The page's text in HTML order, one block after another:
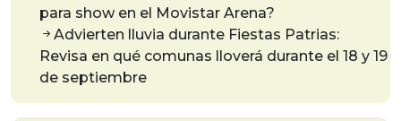
para show en el Movistar Arena?
Advierten lluvia durante Fiestas Patrias:
Revisa en qué comunas lloverá durante el 18 y 19
de septiembre